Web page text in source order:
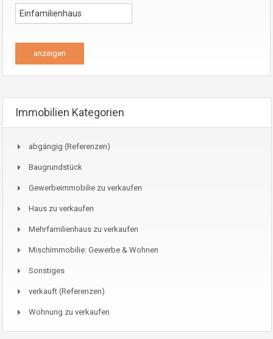
Immobilien Kategorien
abgängig (Referenzen)
Baugrundstück
Gewerbeimmobilie zu verkaufen
Haus zu verkaufen
Mehrfamilienhaus zu verkaufen
Mischimmobilie: Gewerbe & Wohnen
Sonstiges
verkauft (Referenzen)
Wohnung zu verkaufen